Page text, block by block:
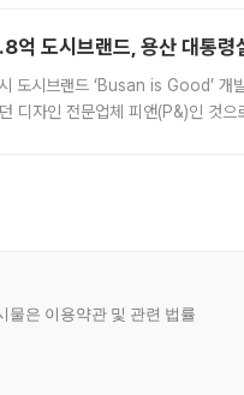
도시브랜드, 용산 대통령
도시브랜드 ‘Busan is Good’ 개
디자인 전문업체 피앤(P&)인 것